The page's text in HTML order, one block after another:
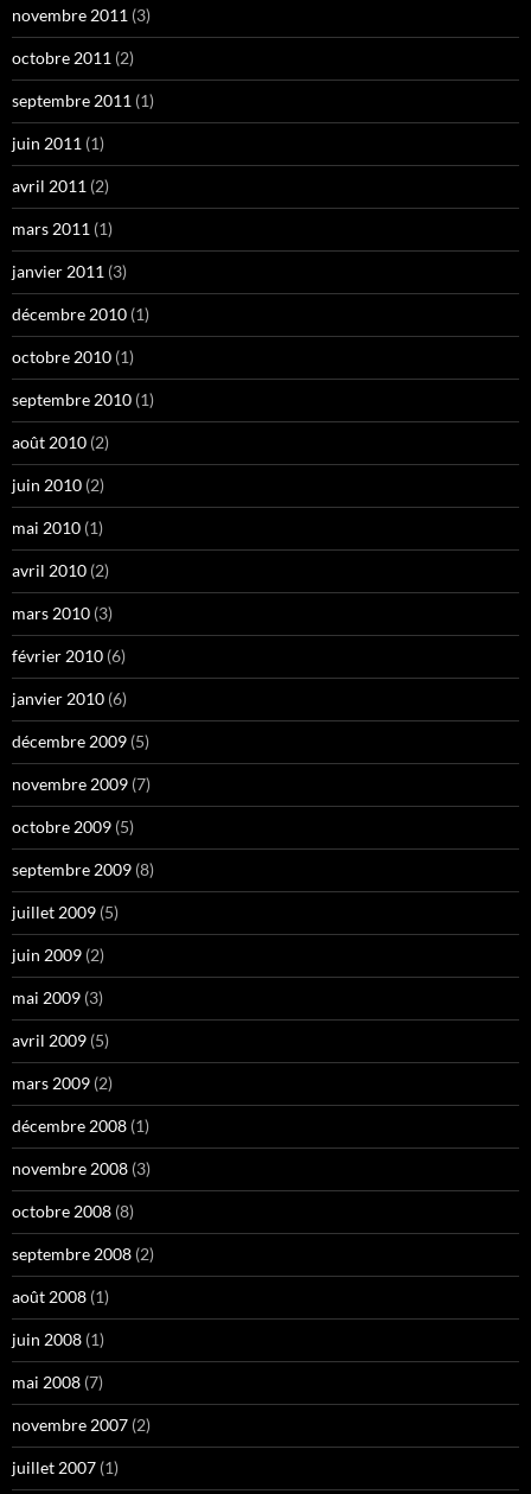
novembre 2011 (3)
octobre 2011 (2)
septembre 2011 (1)
juin 2011 (1)
avril 2011 (2)
mars 2011 (1)
janvier 2011 (3)
décembre 2010 (1)
octobre 2010 (1)
septembre 2010 (1)
août 2010 (2)
juin 2010 (2)
mai 2010 (1)
avril 2010 (2)
mars 2010 (3)
février 2010 (6)
janvier 2010 (6)
décembre 2009 (5)
novembre 2009 (7)
octobre 2009 (5)
septembre 2009 (8)
juillet 2009 (5)
juin 2009 (2)
mai 2009 (3)
avril 2009 (5)
mars 2009 (2)
décembre 2008 (1)
novembre 2008 (3)
octobre 2008 (8)
septembre 2008 (2)
août 2008 (1)
juin 2008 (1)
mai 2008 (7)
novembre 2007 (2)
juillet 2007 (1)